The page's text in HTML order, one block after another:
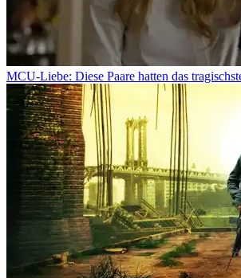
MCU-Liebe: Diese Paare hatten das